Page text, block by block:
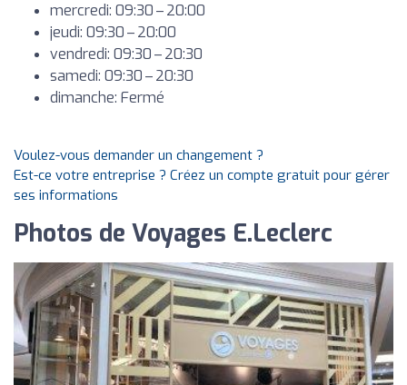
mercredi: 09:30 – 20:00
jeudi: 09:30 – 20:00
vendredi: 09:30 – 20:30
samedi: 09:30 – 20:30
dimanche: Fermé
Voulez-vous demander un changement ?
Est-ce votre entreprise ? Créez un compte gratuit pour gérer
ses informations
Photos de Voyages E.Leclerc